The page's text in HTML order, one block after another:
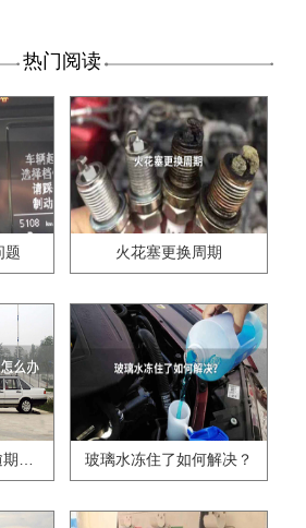
热门阅读
题 火花塞更换周期
驾驶证到期没有换,逾期怎么办?? 玻璃水冻住了如何解决？